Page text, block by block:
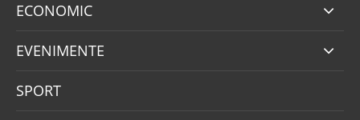
ECONOMIC
EVENIMENTE
SPORT